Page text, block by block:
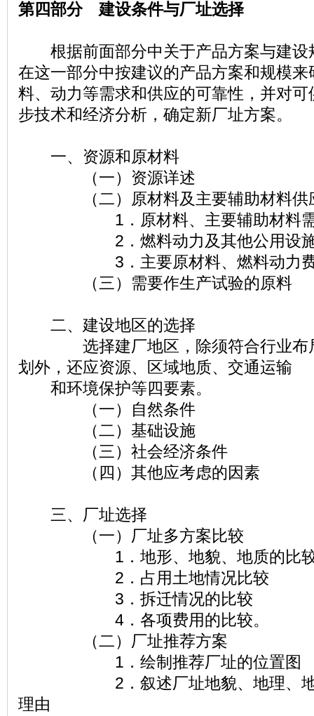
第四部分 建设条件与厂址选择
根据前面部分中关于产品方案与建设
在这一部分中按建议的产品方案和规模
料、动力等需求和供应的可靠性，并对
步技术和经济分析，确定新厂址方案。
一、资源和原材料
（一）资源详述
（二）原材料及主要辅助材料供
1．原材料、主要辅助材料需
2．燃料动力及其他公用设施
3．主要原材料、燃料动力费
（三）需要作生产试验的原料
二、建设地区的选择
选择建厂地区，除须符合行业布局
划外，还应资源、区域地质、交通运输
和环境保护等四要素。
（一）自然条件
（二）基础设施
（三）社会经济条件
（四）其他应考虑的因素
三、厂址选择
（一）厂址多方案比较
1．地形、地貌、地质的比
2．占用土地情况比较
3．拆迁情况的比较
4．各项费用的比较。
（二）厂址推荐方案
1．绘制推荐厂址的位置图
2．叙述厂址地貌、地理、地形
理由